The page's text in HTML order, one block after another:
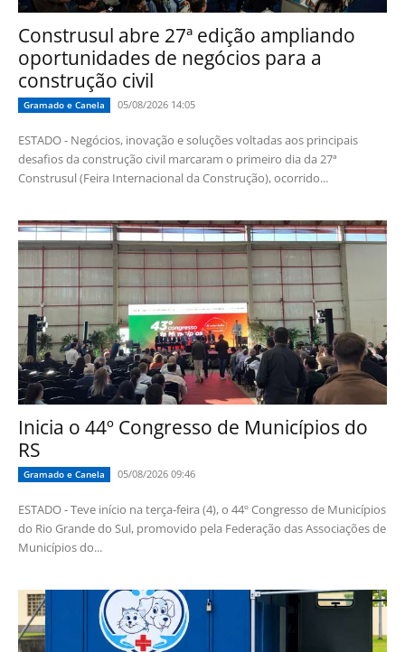
Construsul abre 27ª edição ampliando
oportunidades de negócios para a
construção civil
Gramado e Canela 05/08/2026 14:05
ESTADO - Negócios, inovação e soluções voltadas aos principais
desafios da construção civil marcaram o primeiro dia da 27ª
Construsul (Feira Internacional da Construção), ocorrido...
Inicia o 44º Congresso de Municípios do
RS
Gramado e Canela 05/08/2026 09:46
ESTADO - Teve início na terça-feira (4), o 44º Congresso de Municípios
do Rio Grande do Sul, promovido pela Federação das Associações de
Municípios do...